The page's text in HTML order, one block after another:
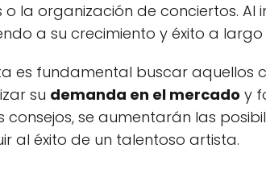
la organización de conciertos. Al
a su crecimiento y éxito a largo
es fundamental buscar aquellos
su demanda en el mercado y
consejos, se aumentarán las
al éxito de un talentoso artista.